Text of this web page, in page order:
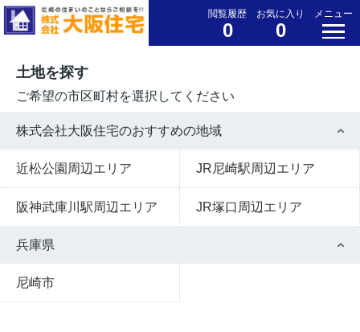
閲覧履歴
0
お気に入り
0
メニュー
土地を探す
ご希望の市区町村を選択してください
株式会社大阪住宅のおすすめの地域
近松公園周辺エリア JR尼崎駅周辺エリア
阪神武庫川駅周辺エリア JR塚口周辺エリア
兵庫県
尼崎市